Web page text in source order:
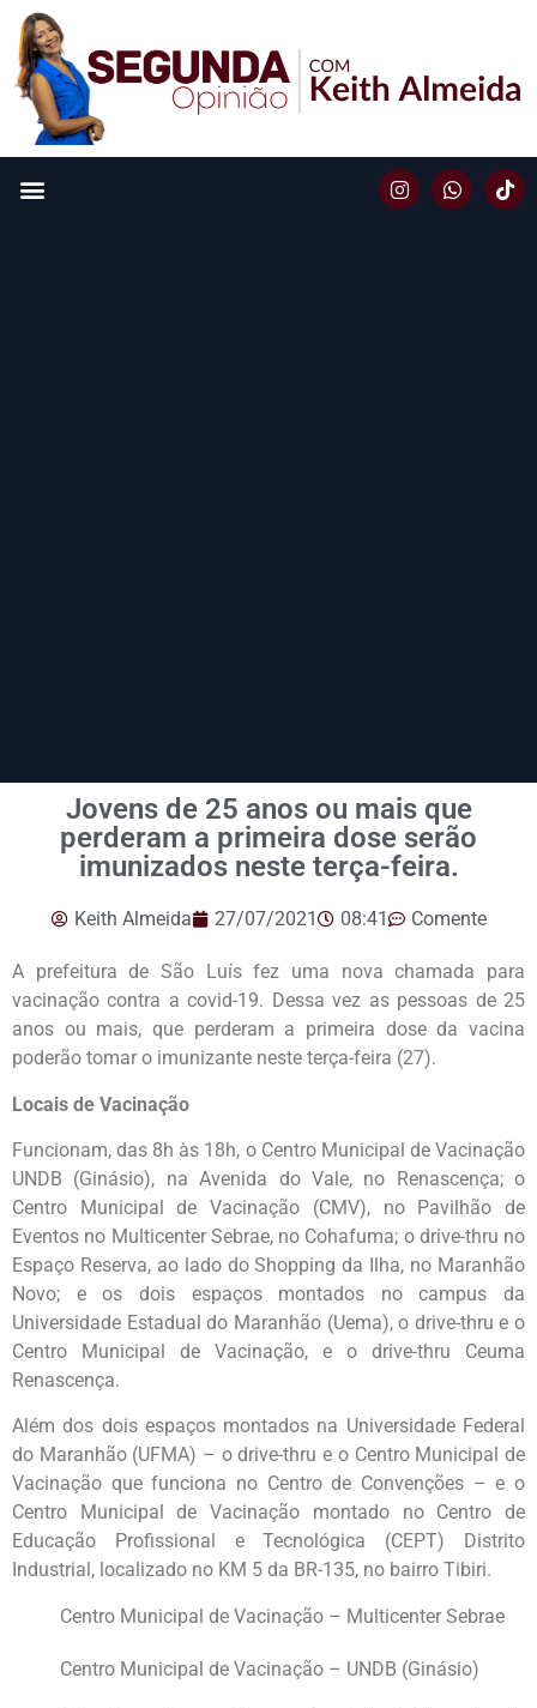
Jovens de 25 anos ou mais que
perderam a primeira dose serão
imunizados neste terça-feira.
Keith Almeida 27/07/2021 08:41 Comente
A prefeitura de São Luís fez uma nova chamada para
vacinação contra a covid-19. Dessa vez as pessoas de 25
anos ou mais, que perderam a primeira dose da vacina
poderão tomar o imunizante neste terça-feira (27).
Locais de Vacinação
Funcionam, das 8h às 18h, o Centro Municipal de Vacinação
UNDB (Ginásio), na Avenida do Vale, no Renascença; o
Centro Municipal de Vacinação (CMV), no Pavilhão de
Eventos no Multicenter Sebrae, no Cohafuma; o drive-thru no
Espaço Reserva, ao lado do Shopping da Ilha, no Maranhão
Novo; e os dois espaços montados no campus da
Universidade Estadual do Maranhão (Uema), o drive-thru e o
Centro Municipal de Vacinação, e o drive-thru Ceuma
Renascença.
Além dos dois espaços montados na Universidade Federal
do Maranhão (UFMA) – o drive-thru e o Centro Municipal de
Vacinação que funciona no Centro de Convenções – e o
Centro Municipal de Vacinação montado no Centro de
Educação Profissional e Tecnológica (CEPT) Distrito
Industrial, localizado no KM 5 da BR-135, no bairro Tibiri.
Centro Municipal de Vacinação – Multicenter Sebrae
Centro Municipal de Vacinação – UNDB (Ginásio)